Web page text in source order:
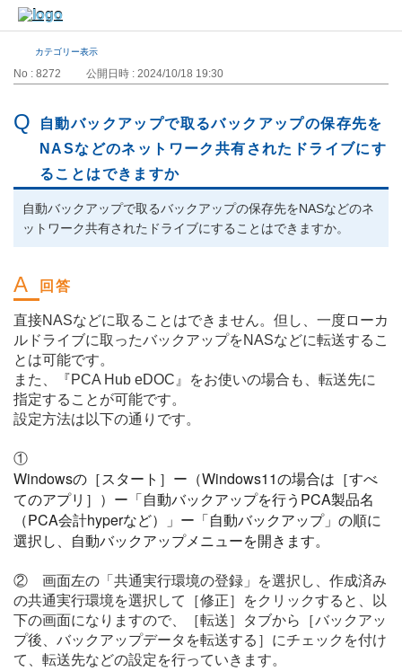
カテゴリー表示
No : 8272 公開日時 : 2024/10/18 19:30
自動バックアップで取るバックアップの保存先を
NASなどのネットワーク共有されたドライブにす
ることはできますか
自動バックアップで取るバックアップの保存先をNASなどのネ
ットワーク共有されたドライブにすることはできますか。
直接NASなどに取ることはできません。但し、一度ローカ
ルドライブに取ったバックアップをNASなどに転送するこ
とは可能です。
また、『PCA Hub eDOC』をお使いの場合も、転送先に
指定することが可能です。
設定方法は以下の通りです。
①
Windowsの［スタート］ー（Windows11の場合は［すべ
てのアプリ］）ー「自動バックアップを行うPCA製品名
（PCA会計hyperなど）」ー「自動バックアップ」の順に
選択し、自動バックアップメニューを開きます。
② 画面左の「共通実行環境の登録」を選択し、作成済み
の共通実行環境を選択して［修正］をクリックすると、以
下の画面になりますので、［転送］タブから［バックアッ
プ後、バックアップデータを転送する］にチェックを付け
て、転送先などの設定を行っていきます。